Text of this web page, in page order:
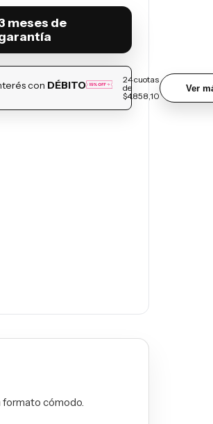
meses de
con DÉBITO 24cuotas
de
$4.858,10
Ver
formato cómodo.